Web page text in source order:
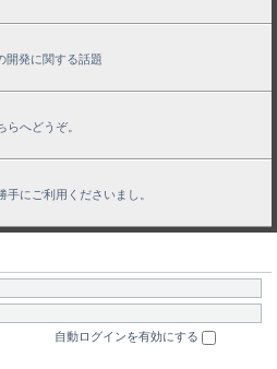
開発に関する話題
らへどうぞ。
にご利用くださいまし。
自動ログインを有効にする